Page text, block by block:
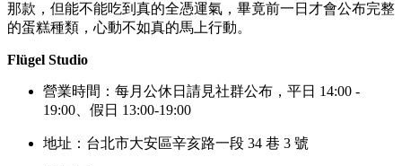
那款，但能不能吃到真的全憑運氣，畢竟前一日才會公布完整
的蛋糕種類，心動不如真的馬上行動。
Flügel Studio
營業時間：每月公休日請見社群公布，平日 14:00 -
19:00、假日 13:00-19:00
地址：台北市大安區辛亥路一段 34 巷 3 號